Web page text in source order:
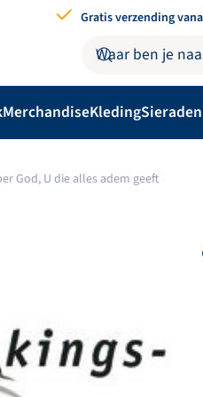
Gratis verzending
MerchandiseKledingSieraden
God, U die alles adem geeft